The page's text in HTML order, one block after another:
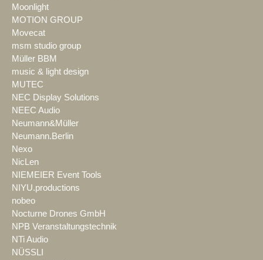
Moonlight
MOTION GROUP
Movecat
msm studio group
Müller BBM
music & light design
MUTEC
NEC Display Solutions
NEEC Audio
Neumann&Müller
Neumann.Berlin
Nexo
NicLen
NIEMEIER Event Tools
NIYU.productions
nobeo
Nocturne Drones GmbH
NPB Veranstaltungstechnik
NTi Audio
NÜSSLI